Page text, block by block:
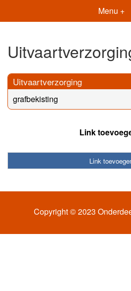
Menu +
Uitvaartverzorging
grafbekisting
Link
Link
Copyright © 2023